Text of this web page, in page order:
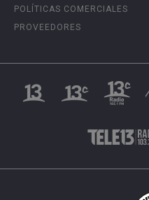
POLÍTICAS COMERCIALES
PROVEEDORES